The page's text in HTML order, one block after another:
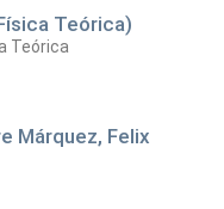
Teórica)
Teórica
Márquez, Felix